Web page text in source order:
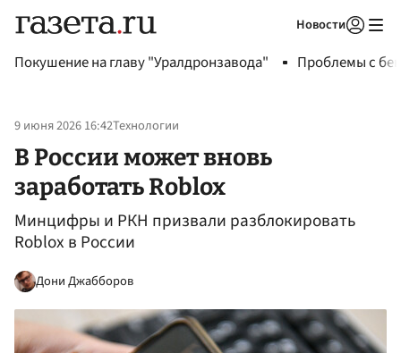
Новости
Покушение на главу "Уралдронзавода" Проблемы с
9 июня 2026 16:42Технологии
В России может вновь
заработать Roblox
Минцифры и РКН призвали разблокировать
Roblox в России
Дони Джабборов